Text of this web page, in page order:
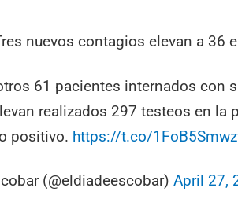
nuevos contagios elevan a 36
61 pacientes internados con
realizados 297 testeos en la
positivo. https://t.co/
(@eldiadeescobar)April 27,